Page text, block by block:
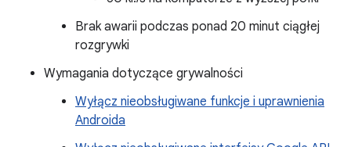
Brak awarii podczas ponad 20 minut ciągłej
rozgrywki
Wymagania dotyczące grywalności
Wyłącz nieobsługiwane funkcje i uprawnienia
Androida